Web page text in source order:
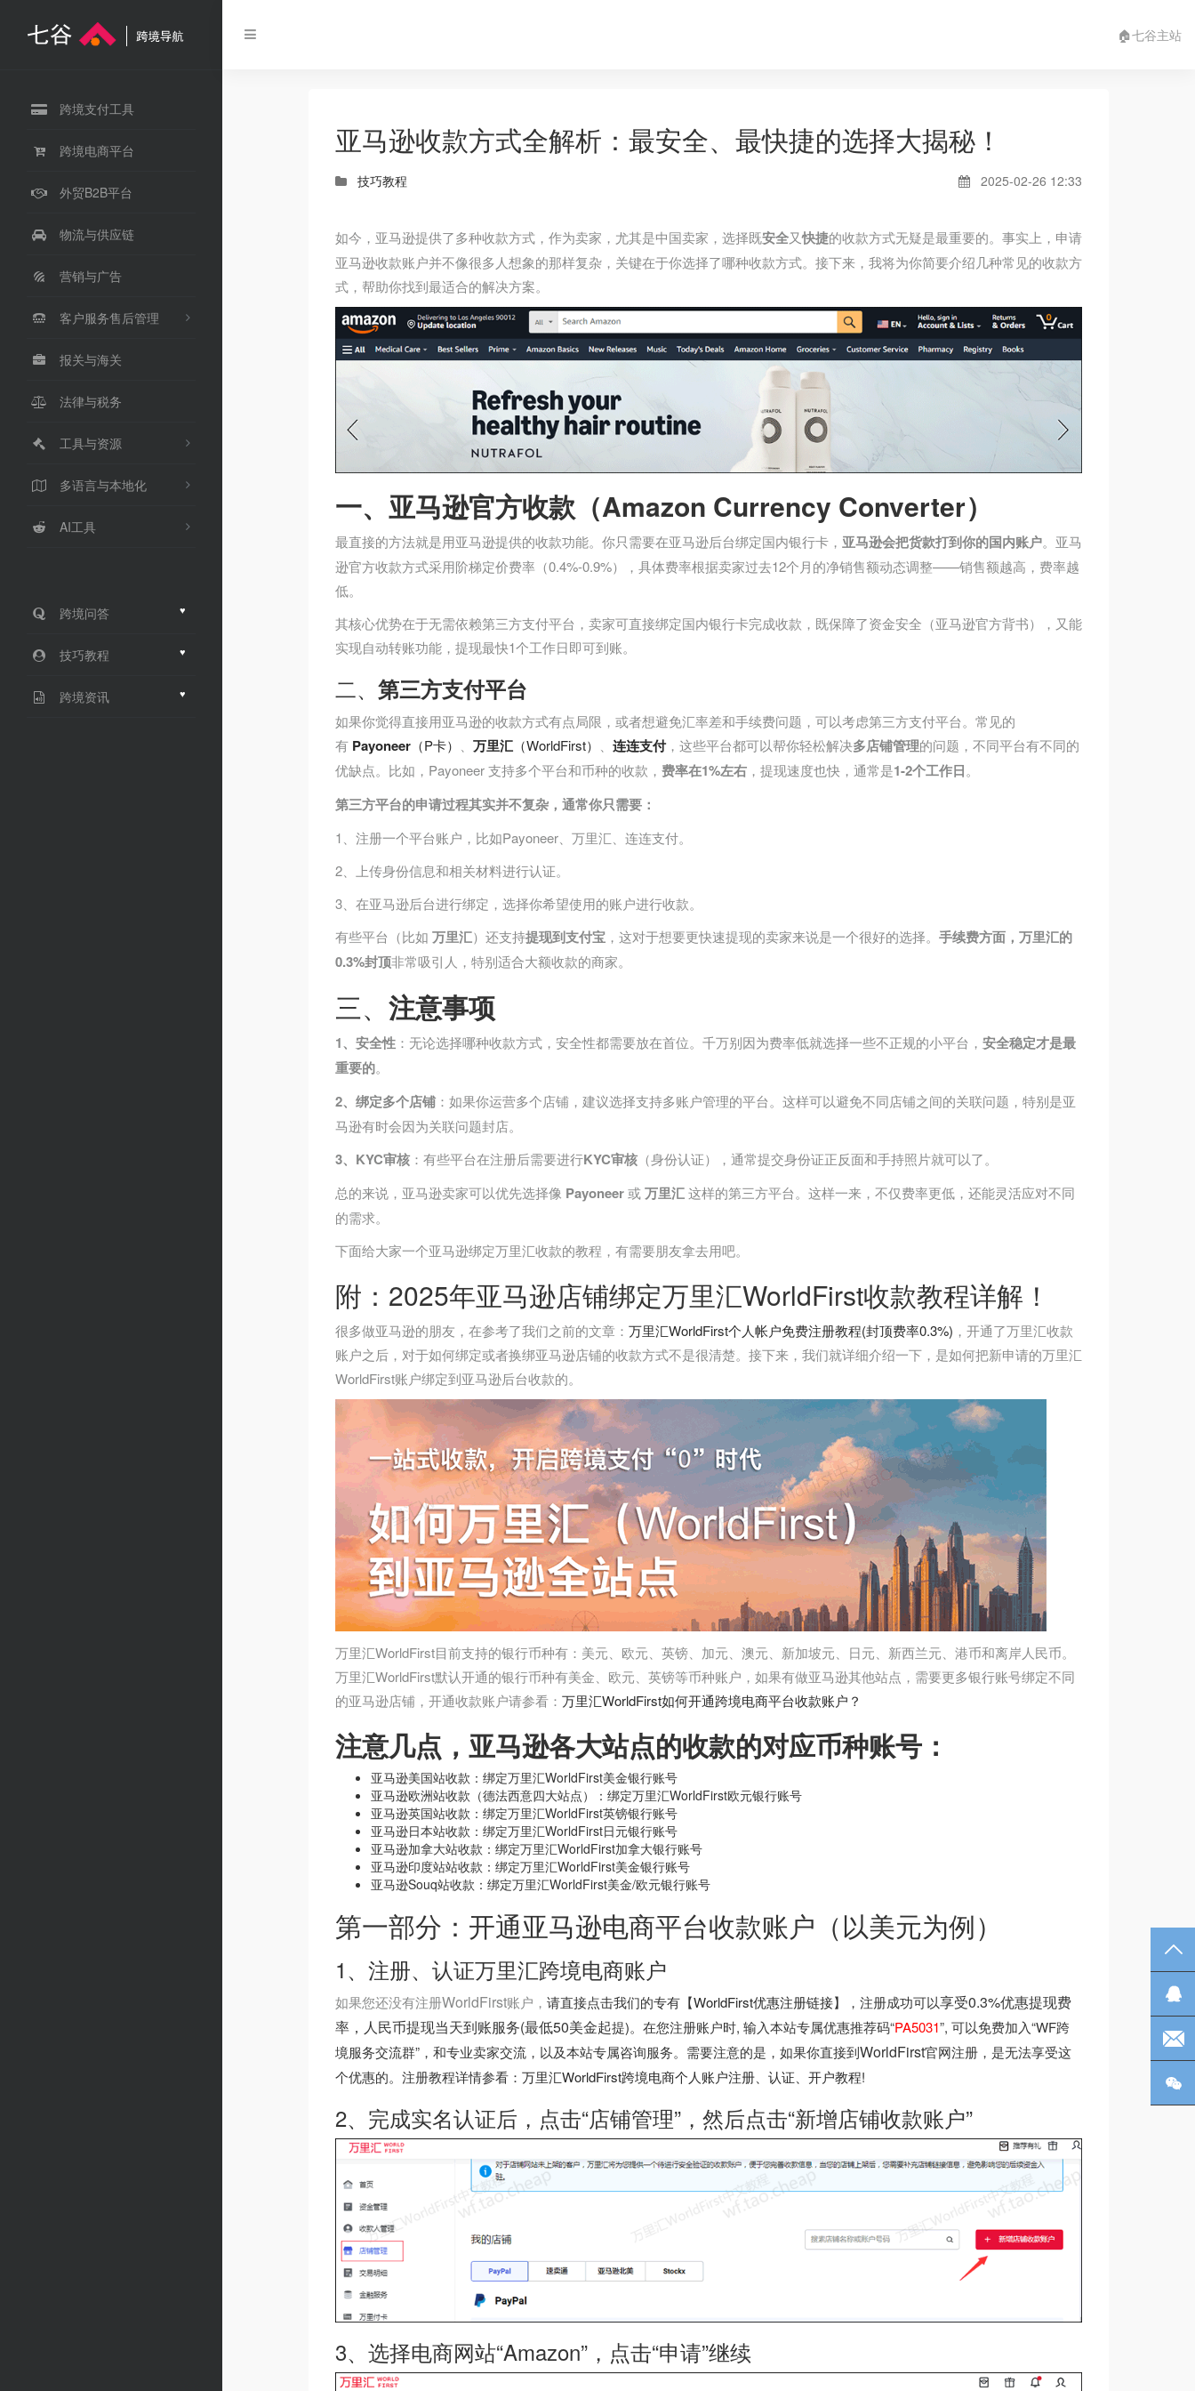
跨境支付工具
跨境电商平台
外贸B2B平台
物流与供应链
营销与广告
客户服务售后管理
报关与海关
法律与税务
工具与资源
多语言与本地化
AI工具
跨境问答 ♥
技巧教程 ♥
跨境资讯 ♥
🏠七谷主站
亚马逊收款方式全解析：最安全、最快捷的选择大揭秘！
技巧教程 2025-02-26 12:33
如今，亚马逊提供了多种收款方式，作为卖家，尤其是中国卖家，选择既安全又快捷的收款方式无疑是最重要的。事实上，申请
亚马逊收款账户并不像很多人想象的那样复杂，关键在于你选择了哪种收款方式。接下来，我将为你简要介绍几种常见的收款方
式，帮助你找到最适合的解决方案。
一、 亚马逊官方收款（Amazon Currency Converter）
最直接的方法就是用亚马逊提供的收款功能。你只需要在亚马逊后台绑定国内银行卡， 亚马逊会把货款打到你的国内账户。亚马
逊官方收款方式采用阶梯定价费率（0.4%-0.9%），具体费率根据卖家过去12个月的净销售额动态调整——销售额越高，费率越
低。
其核心优势在于无需依赖第三方支付平台，卖家可直接绑定国内银行卡完成收款，既保障了资金安全（亚马逊官方背书），又能
实现自动转账功能，提现最快1个工作日即可到账。
二、 第三方支付平台
如果你觉得直接用亚马逊的收款方式有点局限，或者想避免汇率差和手续费问题，可以考虑第三方支付平台。常见的
有 Payoneer （P卡） 、 万里汇 （WorldFirst） 、 连连支付，这些平台都可以帮你轻松解决多店铺管理的问题，不同平台有不同的
优缺点。比如，Payoneer 支持多个平台和币种的收款， 费率在1%左右 ，提现速度也快，通常是1-2个工作日。
第三方平台的申请过程其实并不复杂，通常你只需要：
1、注册一个平台账户，比如Payoneer、万里汇、连连支付。
2、上传身份信息和相关材料进行认证。
3、在亚马逊后台进行绑定，选择你希望使用的账户进行收款。
有些平台（比如 万里汇）还支持提现到支付宝 ，这对于想要更快速提现的卖家来说是一个很好的选择。 手续费方面，万里汇的
0.3%封顶非常吸引人，特别适合大额收款的商家。
三、 注意事项
1、安全性 ：无论选择哪种收款方式，安全性都需要放在首位。千万别因为费率低就选择一些不正规的小平台， 安全稳定才是最
重要的。
2、绑定多个店铺 ：如果你运营多个店铺，建议选择支持多账户管理的平台。这样可以避免不同店铺之间的关联问题，特别是亚
马逊有时会因为关联问题封店。
3、KYC审核 ：有些平台在注册后需要进行KYC审核 （身份认证），通常提交身份证正反面和手持照片就可以了。
总的来说，亚马逊卖家可以优先选择像 Payoneer或万里汇这样的第三方平台。这样一来，不仅费率更低，还能灵活应对不同
的需求。
下面给大家一个亚马逊绑定万里汇收款的教程，有需要朋友拿去用吧。
附：2025年亚马逊店铺绑定万里汇WorldFirst收款教程详解！
很多做亚马逊的朋友，在参考了我们之前的文章： 万里汇WorldFirst个人帐户免费注册教程(封顶费率0.3%) ，开通了万里汇收款
账户之后，对于如何绑定或者换绑亚马逊店铺的收款方式不是很清楚。接下来，我们就详细介绍一下，是如何把新申请的万里汇
WorldFirst账户绑定到亚马逊后台收款的。
万里汇WorldFirst目前支持的银行币种有：美元、欧元、英镑、加元、澳元、新加坡元、日元、新西兰元、港币和离岸人民币。
万里汇WorldFirst默认开通的银行币种有美金、欧元、英镑等币种账户，如果有做亚马逊其他站点，需要更多银行账号绑定不同
的亚马逊店铺，开通收款账户请参看： 万里汇WorldFirst如何开通跨境电商平台收款账户？
注意几点，亚马逊各大站点的收款的对应币种账号：
亚马逊美国站收款：绑定万里汇WorldFirst美金银行账号
亚马逊欧洲站收款（德法西意四大站点）：绑定万里汇WorldFirst欧元银行账号
亚马逊英国站收款：绑定万里汇WorldFirst英镑银行账号
亚马逊日本站收款：绑定万里汇WorldFirst日元银行账号
亚马逊加拿大站收款：绑定万里汇WorldFirst加拿大银行账号
亚马逊印度站站收款：绑定万里汇WorldFirst美金银行账号
亚马逊Souq站收款：绑定万里汇WorldFirst美金/欧元银行账号
第一部分：开通亚马逊电商平台收款账户（以美元为例）
1、注册、认证万里汇跨境电商账户
如果您还没有注册WorldFirst账户， 请直接点击我们的专有【WorldFirst优惠注册链接】，注册成功可以享受0.3%优惠提现费
率，人民币提现当天到账服务(最低50美金起提)。在您注册账户时, 输入本站专属优惠推荐码“PA5031”, 可以免费加入“WF跨
境服务交流群”，和专业卖家交流，以及本站专属咨询服务。需要注意的是，如果你直接到WorldFirst官网注册，是无法享受这
个优惠的。注册教程详情参看： 万里汇WorldFirst跨境电商个人账户注册、认证、开户教程!
2、完成实名认证后，点击“店铺管理”，然后点击“新增店铺收款账户”
3、选择电商网站“Amazon”，点击“申请”继续
电
微